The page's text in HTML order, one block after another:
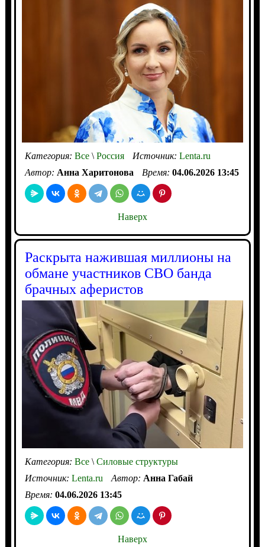
Категория: Все\Россия Источник: Lenta.ru
Автор: Анна Харитонова Время: 04.06.2026 13:45
Наверх
Раскрыта нажившая миллионы на
обмане участников СВО банда
брачных аферистов
Категория: Все\Силовые структуры
Источник: Lenta.ru Автор: Анна Габай
Время: 04.06.2026 13:45
Наверх